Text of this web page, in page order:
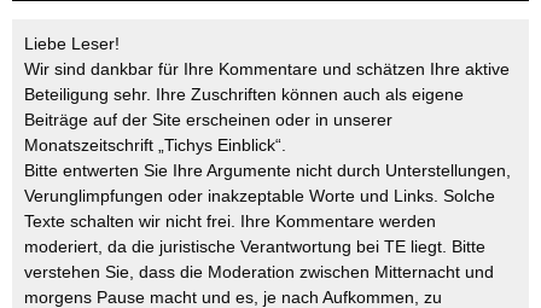
Liebe Leser!
Wir sind dankbar für Ihre Kommentare und schätzen Ihre aktive
Beteiligung sehr. Ihre Zuschriften können auch als eigene
Beiträge auf der Site erscheinen oder in unserer
Monatszeitschrift „Tichys Einblick“.
Bitte entwerten Sie Ihre Argumente nicht durch Unterstellungen,
Verunglimpfungen oder inakzeptable Worte und Links. Solche
Texte schalten wir nicht frei. Ihre Kommentare werden
moderiert, da die juristische Verantwortung bei TE liegt. Bitte
verstehen Sie, dass die Moderation zwischen Mitternacht und
morgens Pause macht und es, je nach Aufkommen, zu